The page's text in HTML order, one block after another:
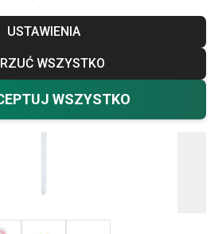
USTAWIENIA
WSZYSTKO
WSZYSTKO